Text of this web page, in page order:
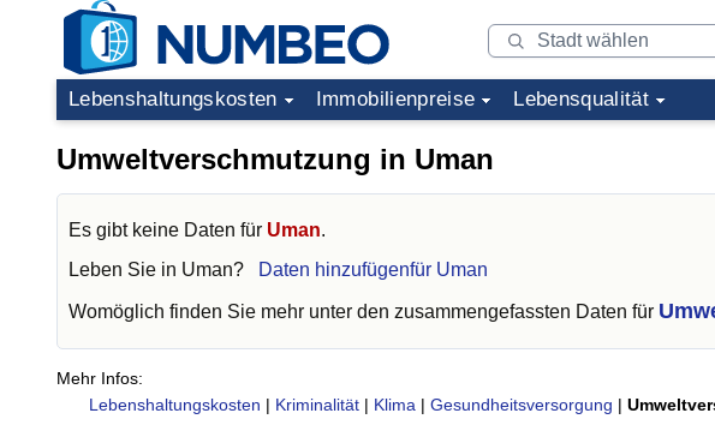
Lebenshaltungskosten Immobilienpreise Lebensqualität
Umweltverschmutzung in Uman
Es gibt keine Daten für Uman.
Leben Sie in Uman? Daten hinzufügenfür Uman
Womöglich finden Sie mehr unter den zusammengefassten Daten für
Mehr Infos:
Lebenshaltungskosten | Kriminalität | Klima | Gesundheitsversorgung |